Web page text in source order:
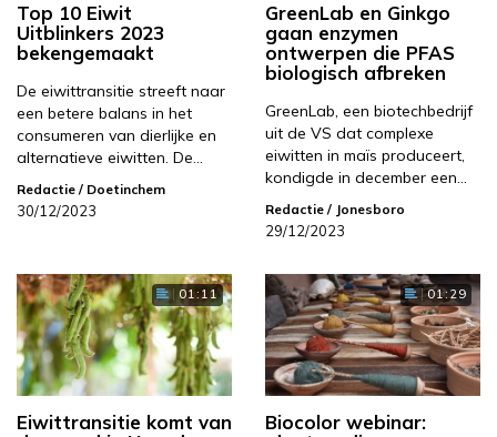
Top 10 Eiwit
Uitblinkers 2023
bekengemaakt
De eiwittransitie streeft naar
een betere balans in het
consumeren van dierlijke en
alternatieve eiwitten. De…
Redactie / Doetinchem
30/12/2023
GreenLab en Ginkgo
gaan enzymen
ontwerpen die PFAS
biologisch afbreken
GreenLab, een biotechbedrijf
uit de VS dat complexe
eiwitten in maïs produceert,
kondigde in december een…
Redactie / Jonesboro
29/12/2023
01:11
Eiwittransitie komt van
01:29
Biocolor webinar: